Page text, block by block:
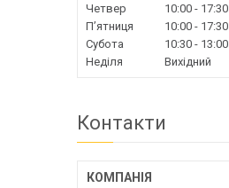
Четвер
10:00
17:30
Пʼятниця
10:00
17:30
Субота
10:30
13:00
Неділя
Вихідний
Контакти